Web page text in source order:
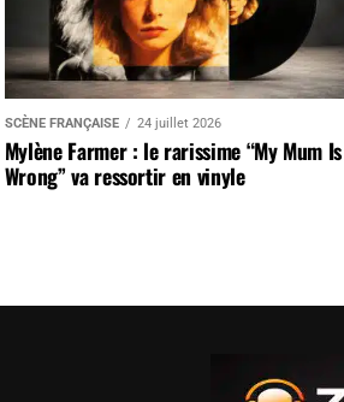
SCÈNE FRANÇAISE 24 juillet 2026
Mylène Farmer : le rarissime “My Mum Is
Wrong” va ressortir en vinyle